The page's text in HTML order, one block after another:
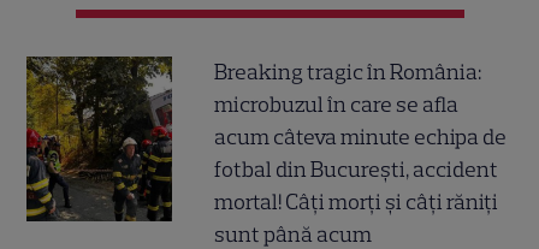
Breaking tragic în România:
microbuzul în care se afla
acum câteva minute echipa de
fotbal din București, accident
mortal! Câți morți și câți răniți
sunt până acum